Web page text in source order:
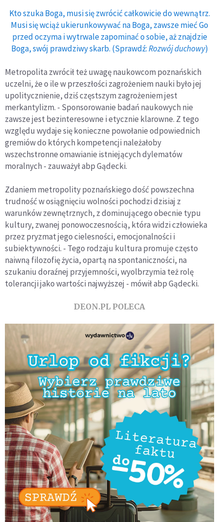
Kto szuka Boga, musi się zwrócić całkowicie do wewnątrz.
Musi się wciąż ukierunkowywać na Boga, zawsze mieć Go
przed oczyma i wytrwale zapominać o sobie, aż znajdzie
Boga, swój prawdziwy skarb. (Sprawdź:Rozwój duchowy)
Metropolita zwrócił też uwagę naukowcom poznańskich
uczelni, że o ile w przeszłości zagrożeniem nauki było jej
upolitycznienie, dziś częstszym zagrożeniem jest
merkantylizm. - Sponsorowanie badań naukowych nie
zawsze jest bezinteresowne i etycznie klarowne. Z tego
względu wydaje się konieczne powołanie odpowiednich
gremiów do których kompetencji należałoby
wszechstronne omawianie istniejących dylematów
moralnych - zauważył abp Gądecki.
Zdaniem metropolity poznańskiego dość powszechna
trudność w osiągnięciu wolności pochodzi dzisiaj z
warunków zewnętrznych, z dominującego obecnie typu
kultury, zwanej ponowoczesnością, która widzi człowieka
przez pryzmat jego cielesności, emocjonalności i
subiektywności. - Tego rodzaju kultura promuje często
naiwną filozofię życia, opartą na spontaniczności, na
szukaniu doraźnej przyjemności, wyolbrzymia też rolę
tolerancji jako wartości najwyższej - mówił abp Gądecki.
DEON.PL POLECA